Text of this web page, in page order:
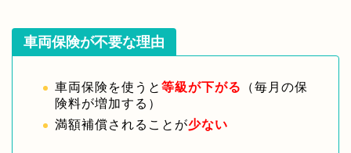
車両保険が不要な理由
車両保険を使うと 等級が下がる
（毎月の保
険料が増加する）
満額補償されることが少ない